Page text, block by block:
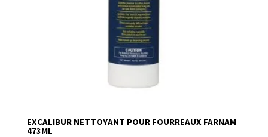
EXCALIBUR NETTOYANT POUR FOURREAUX FARNAM
473ML